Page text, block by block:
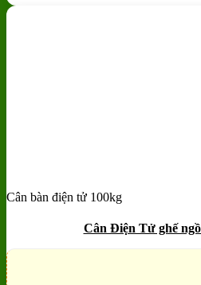
Add to wishlist
Cân bàn điện tử 100kg
Cân Điện Tử ghế